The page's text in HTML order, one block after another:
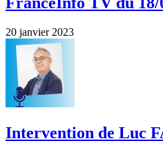
20 janvier 2023
Intervention de Luc